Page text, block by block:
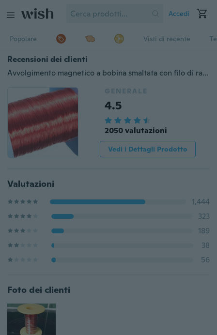
Accedi
Popolare Visti di recente
Recensioni dei clienti
Avvolgimento magnetico a bobina smaltata con filo di rame smaltato QA rosso da 0,2 m
GENERALE
4.5
2050 valutazioni
Vedi i Dettagli Prodotto
Valutazioni
1,444
323
189
38
56
Foto dei clienti